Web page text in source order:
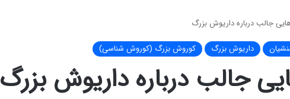
جالب درباره داریوش بزرگ
داریوش بزرگ کوروش بزرگ (کوروش شناسی)
جالب درباره داریوش بزرگ